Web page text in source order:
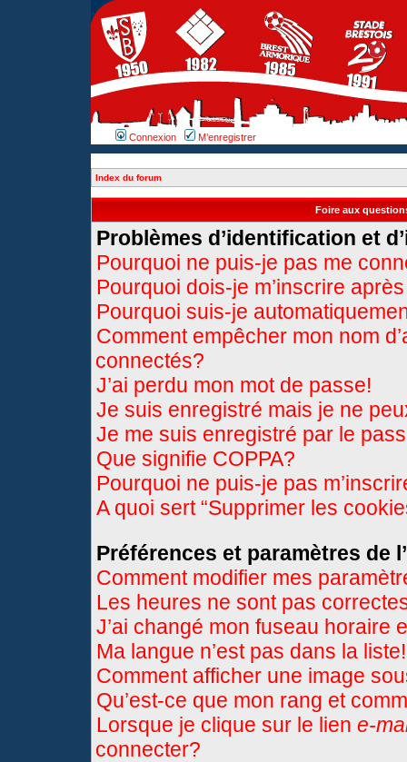
Connexion M’enregistrer
Index du forum
Foire aux
Problèmes d’identification et
Pourquoi ne puis-je pas me
Pourquoi dois-je m’inscrire
Pourquoi suis-je
Comment empêcher mon nom
connectés?
J’ai perdu mon mot de passe!
Je suis enregistré mais je ne
Je me suis enregistré par le
Que signifie COPPA?
Pourquoi ne puis-je pas
A quoi sert “Supprimer les
Préférences et paramètres de
Comment modifier mes
Les heures ne sont pas
J’ai changé mon fuseau horaire
Ma langue n’est pas dans la liste!
Comment afficher une image
Qu’est-ce que mon rang et
Lorsque je clique sur le lien e-
connecter?